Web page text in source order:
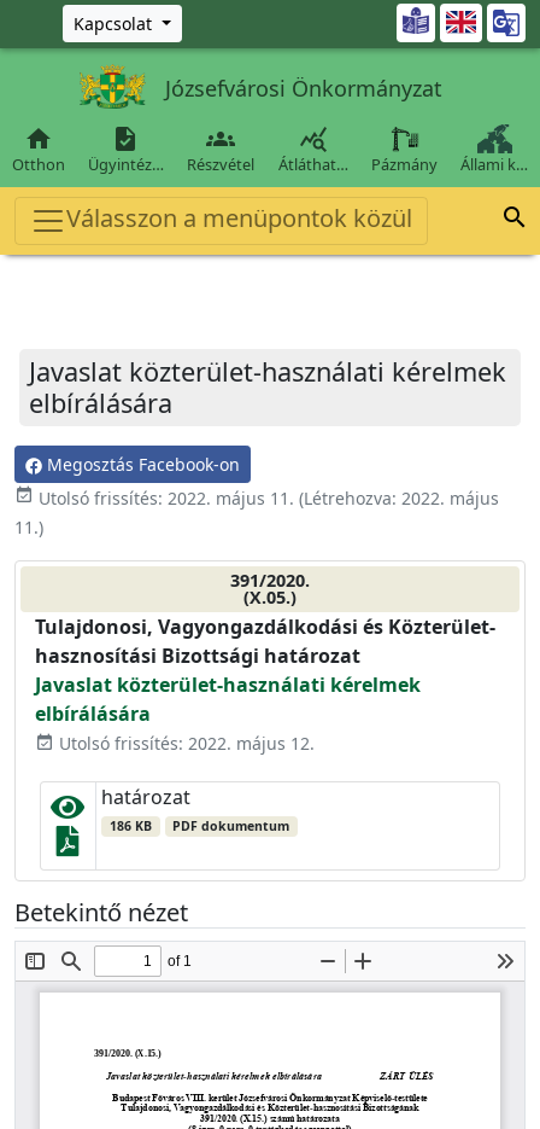
Ugrás a fő tartalomra
Kapcsolat 
Józsefvárosi Önkormányzat

Otthon

Ügyintéz…

Részvétel

Átláthat… Pázmány Állami k…
Válasszon a menüpontok közül 
Javaslat közterület-használati kérelmek
elbírálására
Megosztás Facebook-on
event_available Utolsó frissítés: 2022. május 11. (Létrehozva: 2022. május
11.)
391/2020.
(X.05.)
Tulajdonosi, Vagyongazdálkodási és Közterület-
hasznosítási Bizottsági határozat
Javaslat közterület-használati kérelmek
elbírálására
event_available Utolsó frissítés: 2022. május 12.
határozat
186 KB PDF dokumentum
Betekintő nézet